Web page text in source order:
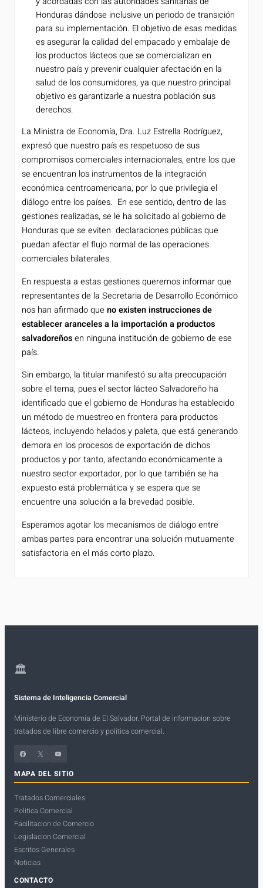
Honduras dándose inclusive un periodo de transición
para su implementación. El objetivo de esas medidas
es asegurar la calidad del empacado y embalaje de
los productos lácteos que se comercializan en
nuestro país y prevenir cualquier afectación en la
salud de los consumidores, ya que nuestro principal
objetivo es garantizarle a nuestra población sus
derechos.
La Ministra de Economía, Dra. Luz Estrella Rodríguez,
expresó que nuestro país es respetuoso de sus
compromisos comerciales internacionales, entre los que
se encuentran los instrumentos de la integración
económica centroamericana, por lo que privilegia el
diálogo entre los países. En ese sentido, dentro de las
gestiones realizadas, se le ha solicitado al gobierno de
Honduras que se eviten declaraciones públicas que
puedan afectar el flujo normal de las operaciones
comerciales bilaterales.
En respuesta a estas gestiones queremos informar que
representantes de la Secretaria de Desarrollo Económico
nos han afirmado que no existen instrucciones de
establecer aranceles a la importación a productos
salvadoreñosen ninguna institución de gobierno de ese
país.
Sin embargo, la titular manifestó su alta preocupación
sobre el tema, pues el sector lácteo Salvadoreño ha
identificado que el gobierno de Honduras ha establecido
un método de muestreo en frontera para productos
lácteos, incluyendo helados y paleta, que está generando
demora en los procesos de exportación de dichos
productos y por tanto, afectando económicamente a
nuestro sector exportador, por lo que también se ha
expuesto está problemática y se espera que se
encuentre una solución a la brevedad posible.
Esperamos agotar los mecanismos de diálogo entre
ambas partes para encontrar una solución mutuamente
satisfactoria en el más corto plazo.
🏛
Sistema de Inteligencia Comercial
Ministerio de Economia de El Salvador. Portal de informacion sobre
tratados de libre comercio y politica comercial.
Facebook X
YouTube
MAPA DEL SITIO
Tratados Comerciales
Politica Comercial
Facilitacion de Comercio
Legislacion Comercial
Escritos Generales
Noticias
CONTACTO